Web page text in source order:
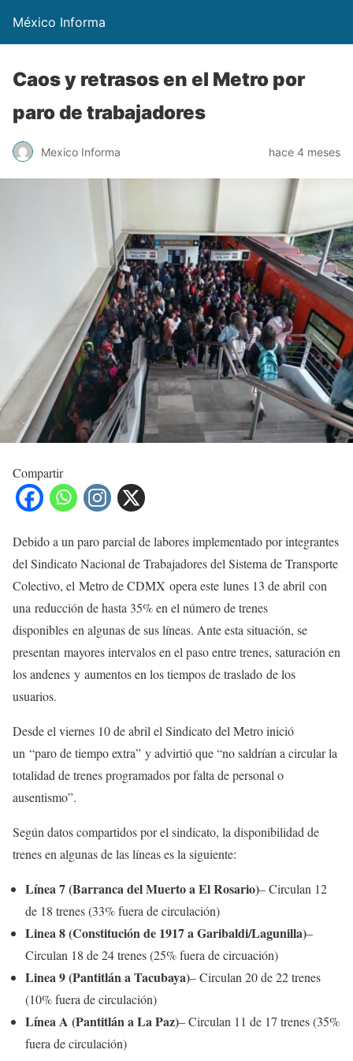
México Informa
Caos y retrasos en el Metro por
paro de trabajadores
Mexico Informa hace 4 meses
Compartir
Debido a un paro parcial de labores implementado por integrantes
del Sindicato Nacional de Trabajadores del Sistema de Transporte
Colectivo, el Metro de CDMX opera este lunes 13 de abril con
una reducción de hasta 35% en el número de trenes
disponibles en algunas de sus líneas. Ante esta situación, se
presentan mayores intervalos en el paso entre trenes, saturación en
los andenes y aumentos en los tiempos de traslado de los
usuarios.
Desde el viernes 10 de abril el Sindicato del Metro inició
un “paro de tiempo extra” y advirtió que “no saldrían a circular la
totalidad de trenes programados por falta de personal o
ausentismo”.
Según datos compartidos por el sindicato, la disponibilidad de
trenes en algunas de las líneas es la siguiente:
Línea 7 (Barranca del Muerto a El Rosario)– Circulan 12
de 18 trenes (33% fuera de circulación)
Linea 8 (Constitución de 1917 a Garibaldi/Lagunilla)–
Circulan 18 de 24 trenes (25% fuera de circuación)
Linea 9 (Pantitlán a Tacubaya)– Circulan 20 de 22 trenes
(10% fuera de circulación)
Línea A (Pantitlán a La Paz)– Circulan 11 de 17 trenes (35%
fuera de circulación)